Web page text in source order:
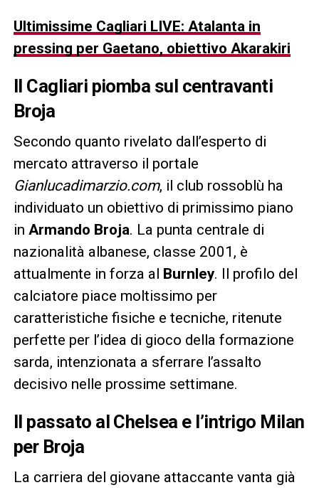
Ultimissime Cagliari LIVE: Atalanta in
pressing per Gaetano, obiettivo Akarakiri
Il Cagliari piomba sul centravanti
Broja
Secondo quanto rivelato dall’esperto di
mercato attraverso il portale
Gianlucadimarzio.com, il club rossoblù ha
individuato un obiettivo di primissimo piano
in Armando Broja. La punta centrale di
nazionalità albanese, classe 2001, è
attualmente in forza al Burnley. Il profilo del
calciatore piace moltissimo per
caratteristiche fisiche e tecniche, ritenute
perfette per l’idea di gioco della formazione
sarda, intenzionata a sferrare l’assalto
decisivo nelle prossime settimane.
Il passato al Chelsea e l’intrigo Milan
per Broja
La carriera del giovane attaccante vanta già